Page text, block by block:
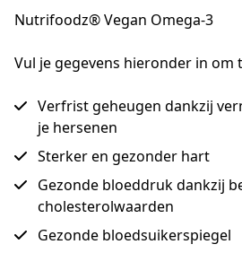
Nutrifoodz® Vegan Omega-3
Vul je gegevens hieronder in om
Verfrist geheugen dankzij
je hersenen
Sterker en gezonder hart
Gezonde bloeddruk dankzij
cholesterolwaarden
Gezonde bloedsuikerspiegel